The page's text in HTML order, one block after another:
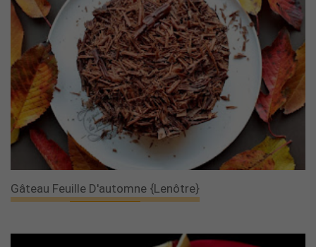
Gâteau Feuille D'automne {Lenôtre}